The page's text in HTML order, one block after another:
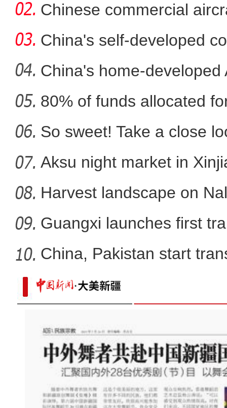
库车市“拯救老屋行动-古
新疆喀什古城日接待游客
in
Chinese commercial
fli
China's self-developed
co
China's home-
80% of funds allocated
So sweet! Take a close
Aksu night market in
Harvest landscape on
Guangxi launches first
China, Pakistan start